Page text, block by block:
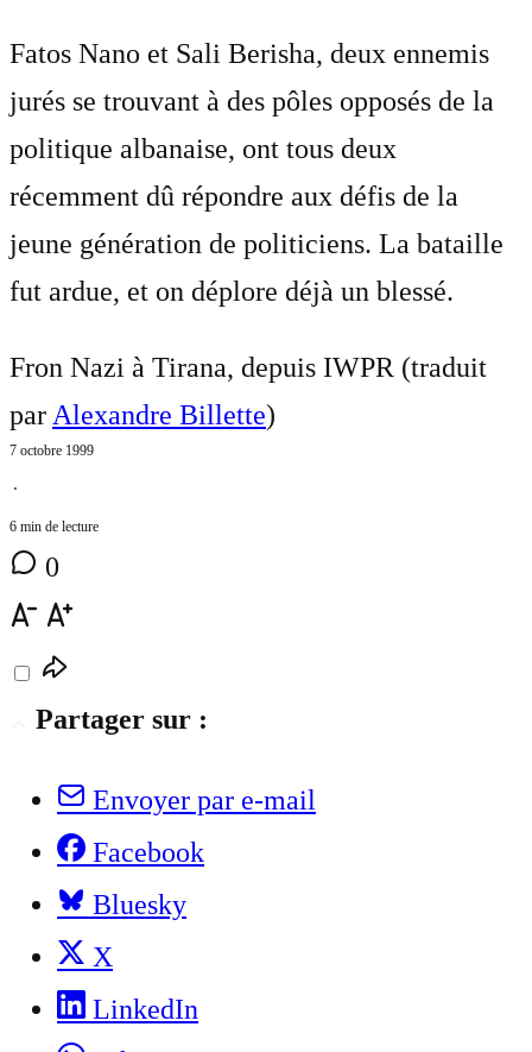
Fatos Nano et Sali Berisha, deux ennemis
jurés se trouvant à des pôles opposés de la
politique albanaise, ont tous deux
récemment dû répondre aux défis de la
jeune génération de politiciens. La bataille
fut ardue, et on déplore déjà un blessé.
Fron Nazi à Tirana, depuis IWPR (traduit
parAlexandre Billette)
7 octobre 1999
⋅
6 min de lecture
0
Partager sur :
Envoyer par e-mail
Facebook
Bluesky
X
LinkedIn